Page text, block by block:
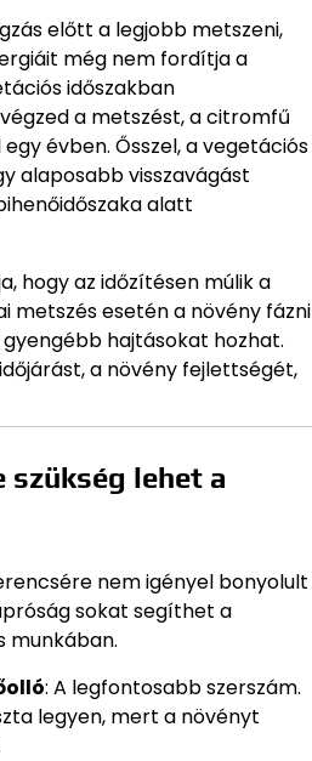
előtt a legjobb metszeni,
még nem fordítja a
időszakban
a metszést, a citromfű
évben. Ősszel, a vegetációs
alaposabb visszavágást
alatt
hogy az időzítésen múlik a
metszés esetén a növény fázni
hajtásokat hozhat.
a növény fejlettségét,
szükség lehet a
nem igényel bonyolult
sokat segíthet a
munkában.
: A legfontosabb szerszám.
legyen, mert a növényt